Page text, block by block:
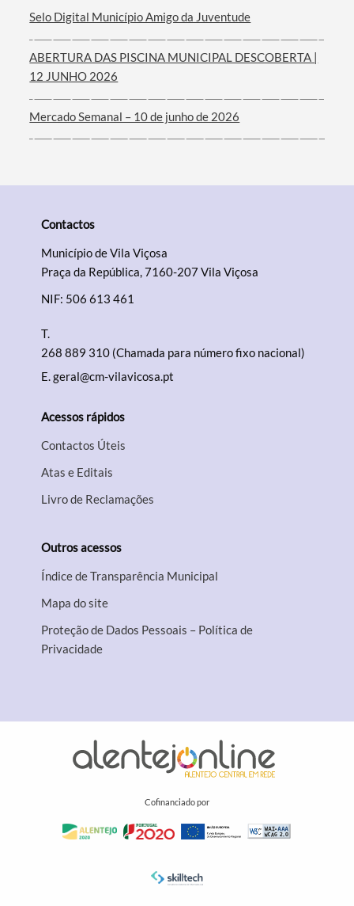
Selo Digital Município Amigo da Juventude
ABERTURA DAS PISCINA MUNICIPAL DESCOBERTA |
12 JUNHO 2026
Mercado Semanal – 10 de junho de 2026
Contactos
Município de Vila Viçosa
Praça da República, 7160-207 Vila Viçosa
NIF: 506 613 461
T.
268 889 310 (Chamada para número fixo nacional)
E.geral@cm-vilavicosa.pt
Acessos rápidos
Contactos Úteis
Atas e Editais
Livro de Reclamações
Outros acessos
Índice de Transparência Municipal
Mapa do site
Proteção de Dados Pessoais – Política de
Privacidade
Cofinanciado por